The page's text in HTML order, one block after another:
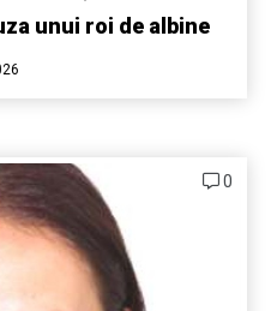
unui roi de albine
0